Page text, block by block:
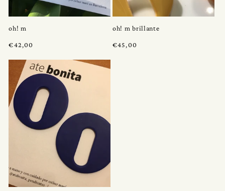
oh! m
Precio
€42,00
oh! m brillante
Precio
€45,00